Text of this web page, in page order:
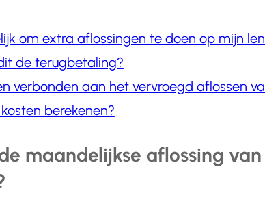
om extra aflossingen te doen op mijn
de terugbetaling?
verbonden aan het vervroegd aflossen
berekenen?
maandelijkse aflossing